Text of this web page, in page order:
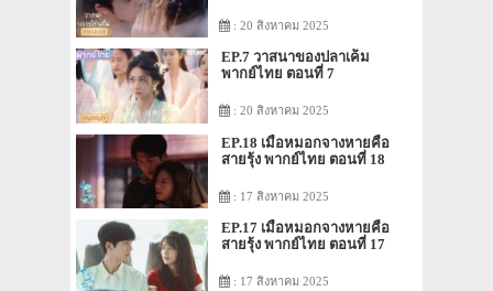
: 20 สิงหาคม 2025
EP.7 วาสนาของปลาเค็ม
พากย์ไทย ตอนที่ 7
: 20 สิงหาคม 2025
EP.18 เมื่อหมอกจางหายคือ
สายรุ้ง พากย์ไทย ตอนที่ 18
: 17 สิงหาคม 2025
EP.17 เมื่อหมอกจางหายคือ
สายรุ้ง พากย์ไทย ตอนที่ 17
: 17 สิงหาคม 2025